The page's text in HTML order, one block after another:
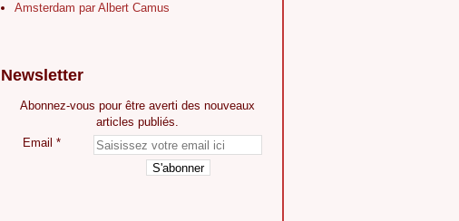
Amsterdam par Albert Camus
Newsletter
Abonnez-vous pour être averti des nouveaux
articles publiés.
Email